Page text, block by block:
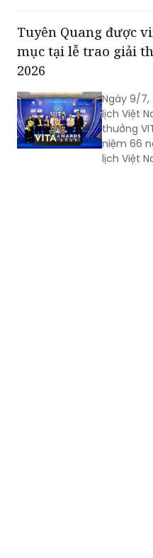
miền sơn
Tuyên Quang được
mục tại lễ trao giải
2026
Ngày 9/7,
lịch Việt
thưởng
niệm 66
lịch Việt